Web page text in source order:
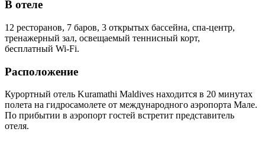
В отеле
12 ресторанов, 7 баров, 3 открытых бассейна, спа-центр,
тренажерный зал, освещаемый теннисный корт,
бесплатный Wi-Fi.
Расположение
Курортный отель Kuramathi Maldives находится в 20 минутах
полета на гидросамолете от международного аэропорта Мале.
По прибытии в аэропорт гостей встретит представитель
отеля.